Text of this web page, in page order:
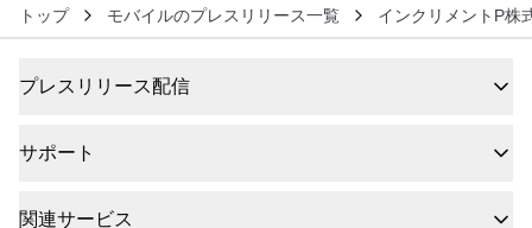
トップ モバイルのプレスリリース一覧 インクリメントP株
プレスリリース配信
サポート
関連サービス